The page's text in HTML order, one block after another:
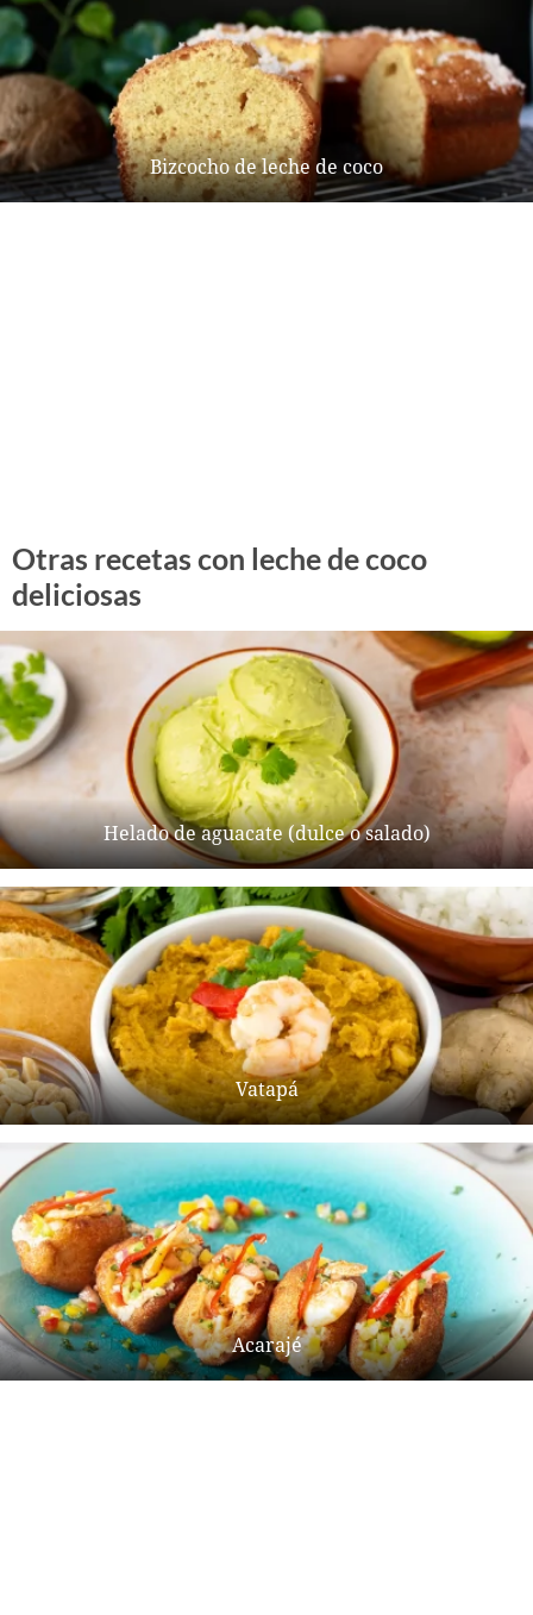
Bizcocho de leche de coco
Otras recetas con leche de coco
deliciosas
Helado de aguacate (dulce o salado)
Vatapá
Acarajé